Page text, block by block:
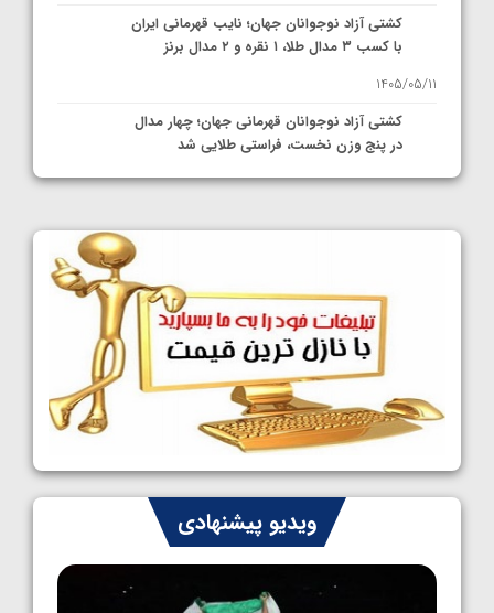
کشتی آزاد نوجوانان جهان؛ نایب قهرمانی ایران
با کسب ۳ مدال طلا، ۱ نقره و ۲ مدال برنز
1405/05/11
کشتی آزاد نوجوانان قهرمانی جهان؛ چهار مدال
در پنج وزن نخست، فراستی طلایی شد
1405/05/11
کشتی آزاد نوجوانان جهان؛ رقبای نمایندگان
ایران مشخص شدند
1405/05/08
کشتی فرنگی نوجوانان جهان؛ سکوی تیمی
سوم برای ایران
1405/05/07
ایران چشم به راه چهار مدال در پنج وزن دوم
کشتی فرنگی نوجوانان جهان
1405/05/06
ویدیو پیشنهادی